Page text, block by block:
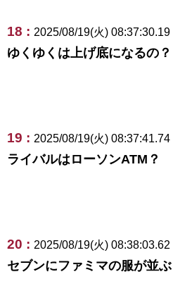
18 : 2025/08/19(火) 08:37:30.19
ゆくゆくは上げ底になるの？
19 : 2025/08/19(火) 08:37:41.74
ライバルはローソンATM？
20 : 2025/08/19(火) 08:38:03.62
セブンにファミマの服が並